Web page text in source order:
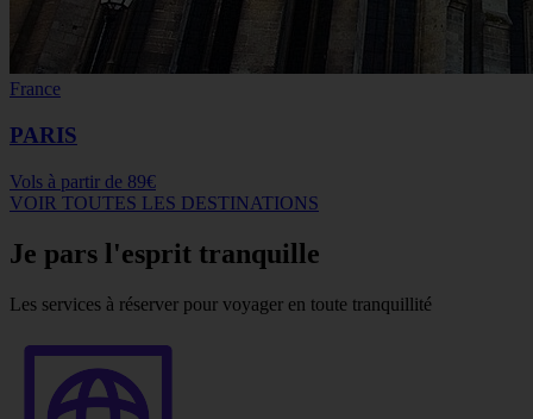
France
PARIS
Vols à partir de 89€
VOIR TOUTES LES DESTINATIONS
Je pars l'esprit tranquille
Les services à réserver pour voyager en toute tranquillité